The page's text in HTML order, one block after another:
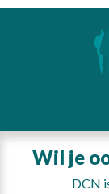
Wil je
DCN